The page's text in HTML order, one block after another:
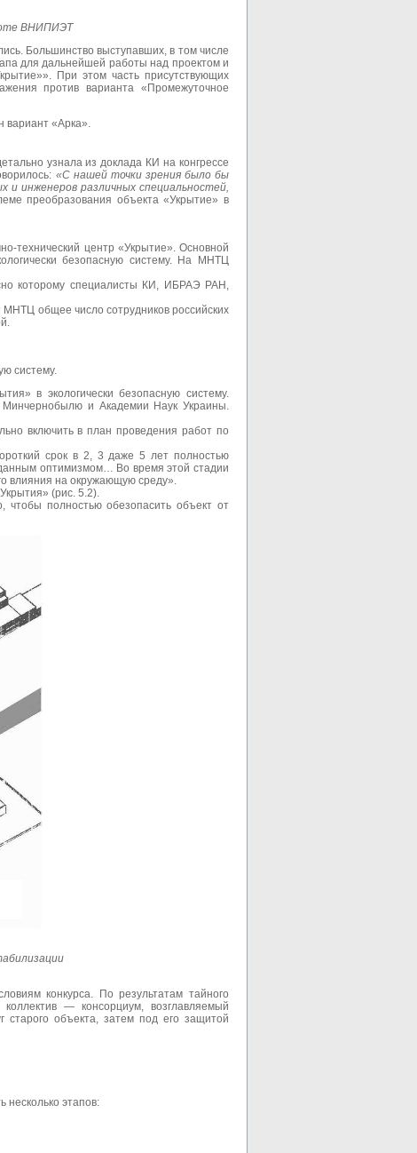
ВНИПИЭТ
Большинство выступавших, в том числе
для дальнейшей работы над проектом и
При этом часть присутствующих
против варианта «Промежуточное
вариант «Арка».
узнала из доклада КИ на конгрессе
«С нашей точки зрения было бы
инженеров различных специальностей,
преобразования объекта «Укрытие» в
технический центр «Укрытие». Основной
безопасную систему. На МНТЦ
которому специалисты КИ, ИБРАЭ РАН,
общее число сотрудников российских
систему.
в экологически безопасную систему.
и Академии Наук Украины.
включить в план проведения работ по
срок в 2, 3 даже 5 лет полностью
оптимизмом… Во время этой стадии
влияния на окружающую среду».
(рис. 5.2).
полностью обезопасить объект от
конкурса. По результатам тайного
коллектив — консорциум, возглавляемый
объекта, затем под его защитой
несколько этапов: